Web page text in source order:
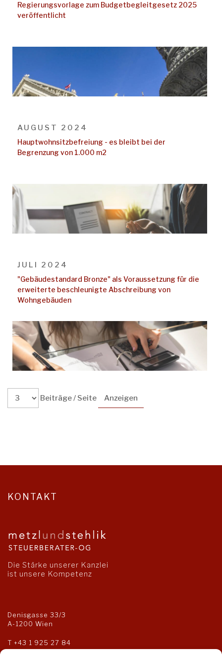
Regierungsvorlage zum Budgetbegleitgesetz 2025
veröffentlicht
AUGUST 2024
Hauptwohnsitzbefreiung - es bleibt bei der
Begrenzung von 1.000 m2
JULI 2024
"Gebäudestandard Bronze" als Voraussetzung für die
erweiterte beschleunigte Abschreibung von
Wohngebäuden
Beiträge / Seite
KONTAKT
Die Stärke unserer Kanzlei
ist unsere Kompetenz
Denisgasse 33/3
A-1200 Wien
T +43 1 925 27 84
F +43 1 925 27 85